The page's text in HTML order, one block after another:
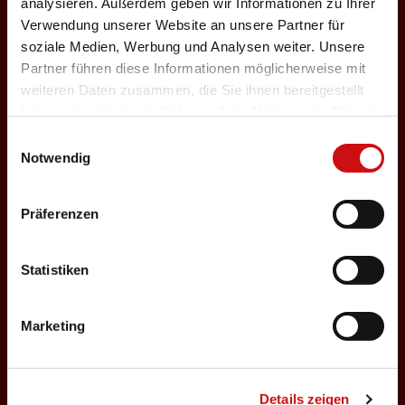
Verwendung unserer Website an unsere Partner für
soziale Medien, Werbung und Analysen weiter. Unsere
Partner führen diese Informationen möglicherweise mit
weiteren Daten zusammen, die Sie ihnen bereitgestellt
Notwendig
Präferenzen
Statistiken
Marketing
Details zeigen
a
t
z
m
ä